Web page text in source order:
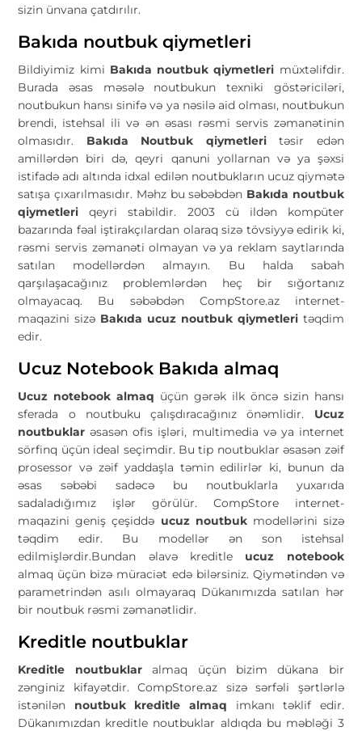
sizin ünvana çatdırılır.
Bakıda noutbuk qiymetleri
Bildiyimiz kimi Bakıda noutbuk qiymetleri müxtəlifdir.
Burada əsas məsələ noutbukun texniki göstəriciləri,
noutbukun hansı sinifə və ya nəsilə aid olması, noutbukun
brendi, istehsal ili və ən əsası rəsmi servis zəmanətinin
olmasıdır. Bakıda Noutbuk qiymetleritəsir edən
amillərdən biri də, qeyri qanuni yollarnan və ya şəxsi
istifadə adı altında idxal edilən noutbukların ucuz qiymətə
satışa çıxarılmasıdır. Məhz bu səbəbdən Bakıda noutbuk
qiymetleriqeyri stabildir. 2003 cü ildən kompüter
bazarında fəal iştirakçılardan olaraq sizə tövsiyyə edirik ki,
rəsmi servis zəmanəti olmayan və ya reklam saytlarında
satılan modellərdən almayın. Bu halda sabah
qarşılaşacağınız problemlərdən heç bir sığortanız
olmayacaq. Bu səbəbdən CompStore.az internet-
maqazini sizə Bakıda ucuz noutbuk qiymetleritəqdim
edir.
Ucuz Notebook Bakıda almaq
Ucuz notebook almaq üçün gərək ilk öncə sizin hansı
sferada o noutbuku çalışdıracağınız önəmlidir. Ucuz
noutbuklar əsasən ofis işləri, multimedia və ya internet
sörfinq üçün ideal seçimdir. Bu tip noutbuklar əsasən zəif
prosessor və zəif yaddaşla təmin edilirlər ki, bunun da
əsas səbəbi sadəcə bu noutbuklarla yuxarıda
sadaladığımız işlər görülür. CompStore internet-
maqazini geniş çeşiddə ucuz noutbukmodellərini sizə
təqdim edir. Bu modellər ən son istehsal
edilmişlərdir.Bundan əlavə kreditle ucuz notebook
almaq üçün bizə müraciət edə bilərsiniz. Qiymətindən və
parametrindən asılı olmayaraq Dükanımızda satılan hər
bir noutbuk rəsmi zəmanətlidir.
Kreditle noutbuklar
Kreditle noutbuklaralmaq üçün bizim dükana bir
zənginiz kifayətdir. CompStore.az sizə sərfəli şərtlərlə
istənilən noutbuk kreditle almaq imkanı təklif edir.
Dükanımızdan kreditle noutbuklar aldıqda bu məbləği 3